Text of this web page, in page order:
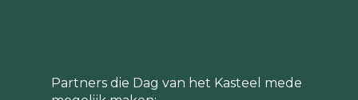
Partners die Dag van het Kasteel mede